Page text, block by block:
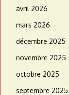
avril 2026
mars 2026
décembre 2025
novembre 2025
octobre 2025
septembre 2025